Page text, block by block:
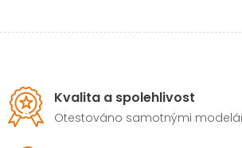
Kvalita a spolehlivost
Otestováno samotnými